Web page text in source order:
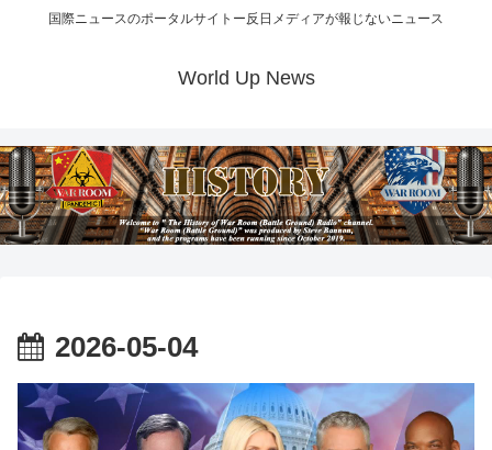
国際ニュースのポータルサイトー反日メディアが報じないニュース
World Up News
2026-05-04